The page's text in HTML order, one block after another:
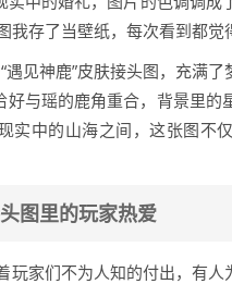
我存了当壁纸，每次看到都觉
遇见神鹿”皮肤接头图，充满
与瑶的鹿角重合，背景里的
实中的山海之间，这张图不
图里的玩家热爱
玩家们不为人知的付出，有